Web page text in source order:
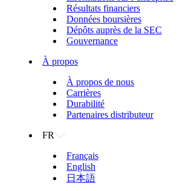
Résultats financiers
Données boursières
Dépôts auprès de la SEC
Gouvernance
À propos
À propos de nous
Carrières
Durabilité
Partenaires distributeur
FR
Français
English
日本語